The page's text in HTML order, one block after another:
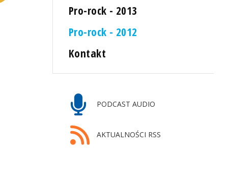
Pro-rock - 2013
Pro-rock - 2012
Kontakt
PODCAST AUDIO
AKTUALNOŚCI RSS